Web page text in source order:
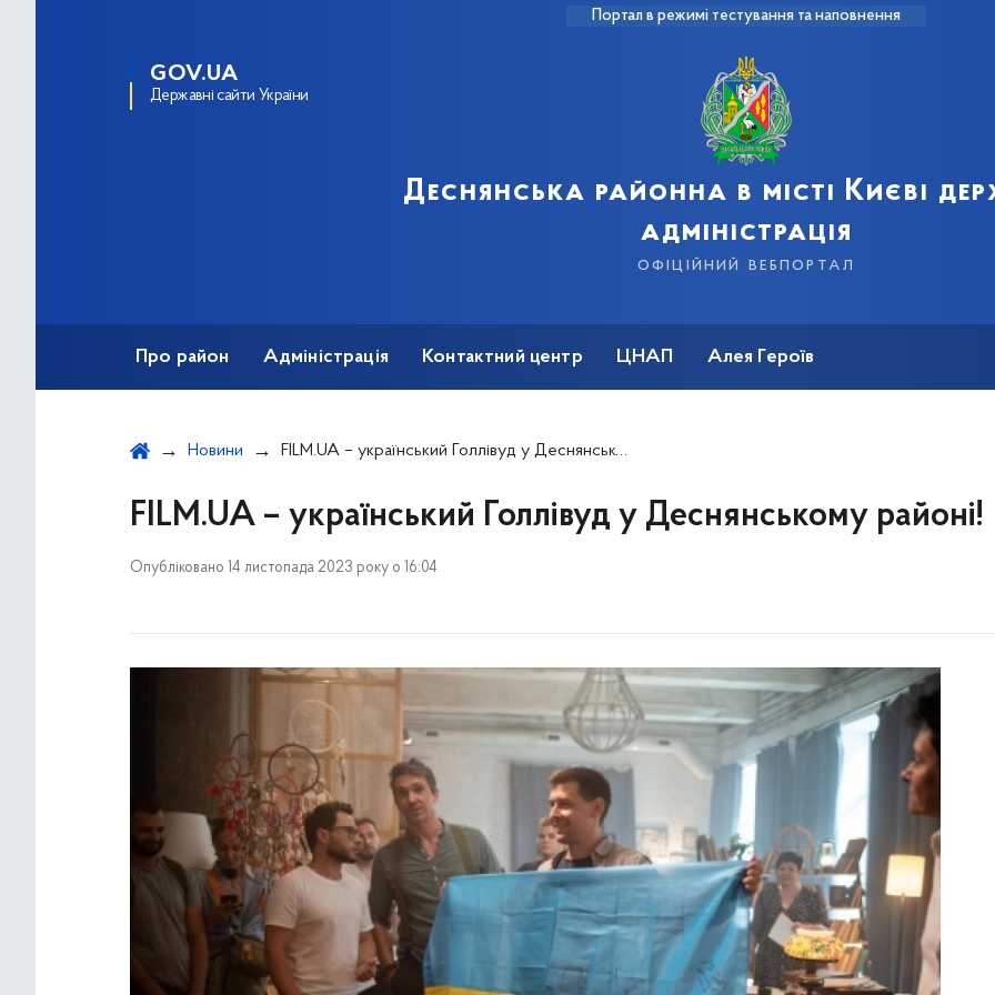
Портал в режимі тестування та наповнення
GOV.UA
Державні сайти України
Деснянська районна в місті Києві
адміністрація
офіційний вебпортал
Про район Адміністрація Контактний центр ЦНАП Алея Героїв
Новини FILM.UA – український Голлівуд у Деснянському районі!
FILM.UA – український Голлівуд у Деснянському районі!
Опубліковано 14 листопада 2023 року о 16:04